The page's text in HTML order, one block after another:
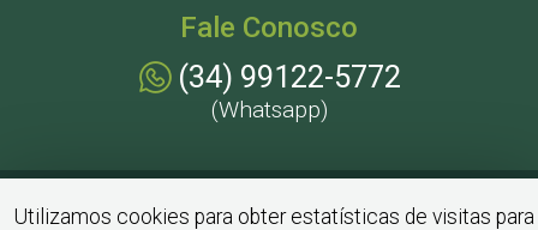
Fale Conosco
(34) 99122-5772
(Whatsapp)
Utilizamos cookies para obter estatísticas de visitas para